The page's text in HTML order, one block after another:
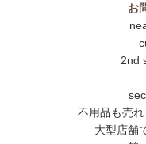
お
2nd
不用品も売
大型店舗